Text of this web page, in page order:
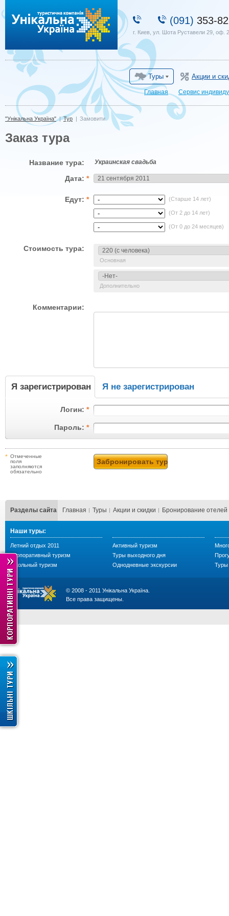
(091) 353-
г. Киев, ул. Шота Руставели 29, оф.
Туры Акции и
Главная Сервис
"Унікальна Україна" | Тур | Замовити
Заказ тура
Название тура: Украинская свадьба
Дата: *
Едут: * (Старше 14 лет)
(От 2 до 14 лет)
(От 0 до 24 месяцев)
Стоимость тура:
Основная
Дополнительно
Комментарии:
Я зарегистрирован Я не зарегистрирован
Логин: *
Пароль: *
* Отмеченные
поля
заполняются
обязательно
Разделы сайта Главная Туры Акции и скидки Бронирование отелей
Наши туры:
Летний отдых 2011
Корпоративный туризм
Школьный туризм
Активный туризм
Туры выходного дня
Однодневные экскурсии
Туры
© 2008 - 2011 Унікальна Україна.
Все права защищены.